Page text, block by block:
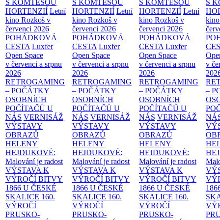
S KOMTESOU
HORTENZIÍ Letní
kino Rozkoš v
červenci 2026
POHÁDKOVÁ
CESTA Luxfer
Open Space
v červenci a srpnu
2026
RETROGAMING
– POČÁTKY
OSOBNÍCH
POČÍTAČŮ U
NÁS VERNISÁŽ
VÝSTAVY
OBRAZŮ
HELENY
HEJDUKOVÉ:
Malování je radost
VÝSTAVA K
VÝROČÍ BITVY
1866 U ČESKÉ
SKALICE 160.
VÝROČÍ
PRUSKO-
S KOMTESOU
HORTENZIÍ Letní
kino Rozkoš v
červenci 2026
POHÁDKOVÁ
CESTA Luxfer
Open Space
v červenci a srpnu
2026
RETROGAMING
– POČÁTKY
OSOBNÍCH
POČÍTAČŮ U
NÁS VERNISÁŽ
VÝSTAVY
OBRAZŮ
HELENY
HEJDUKOVÉ:
Malování je radost
VÝSTAVA K
VÝROČÍ BITVY
1866 U ČESKÉ
SKALICE 160.
VÝROČÍ
PRUSKO-
S KOMTESOU
HORTENZIÍ Letní
kino Rozkoš v
červenci 2026
POHÁDKOVÁ
CESTA Luxfer
Open Space
v červenci a srpnu
2026
RETROGAMING
– POČÁTKY
OSOBNÍCH
POČÍTAČŮ U
NÁS VERNISÁŽ
VÝSTAVY
OBRAZŮ
HELENY
HEJDUKOVÉ:
Malování je radost
VÝSTAVA K
VÝROČÍ BITVY
1866 U ČESKÉ
SKALICE 160.
VÝROČÍ
PRUSKO-
S
v
–